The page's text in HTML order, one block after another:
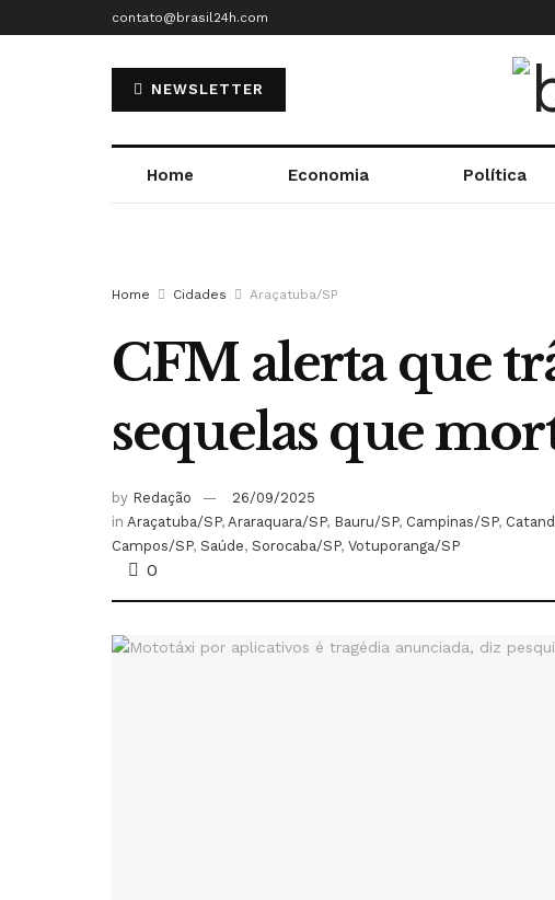
contato@brasil24h.com
NEWSLETTER
Home Economia Política
Home Cidades Araçatuba/SP
CFM alerta que
sequelas que
by Redação
26/09/2025
in Araçatuba/SP, Araraquara/SP, Bauru/SP, Campinas/SP,
Campos/SP, Saúde, Sorocaba/SP, Votuporanga/SP
0